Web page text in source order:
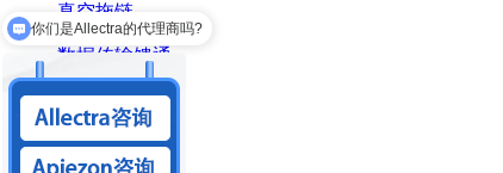
真空拖链
数据传输馈通
RJ45真空馈通
USB真空馈通
你们是Allectra的代理商吗?